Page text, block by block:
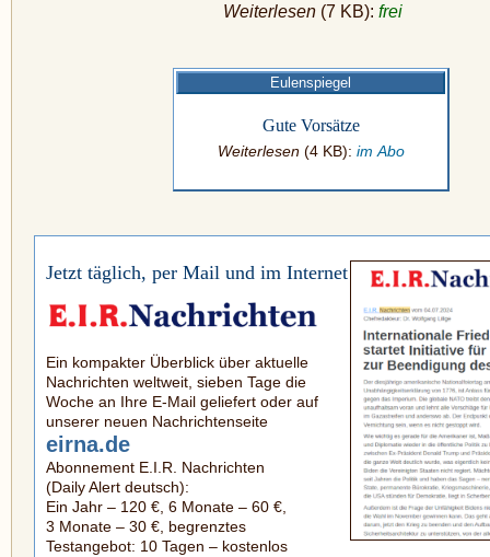
Weiterlesen (7 KB): frei
Eulenspiegel
Gute Vorsätze
Weiterlesen(4 KB): im Abo
Jetzt täglich, per Mail und im Internet
Ein kompakter Überblick über aktuelle
Nachrichten weltweit, sieben Tage die
Woche an Ihre E-Mail geliefert oder auf
unserer neuen Nachrichtenseite
eirna.de
Abonnement E.I.R. Nachrichten
(Daily Alert deutsch):
Ein Jahr – 120 €, 6 Monate – 60 €,
3 Monate – 30 €, begrenztes
Testangebot: 10 Tagen – kostenlos